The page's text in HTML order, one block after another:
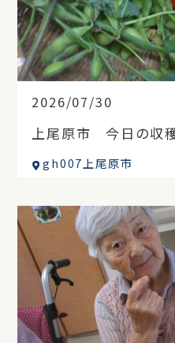
2026/07/30
上尾原市 今日の収
gh007上尾原市